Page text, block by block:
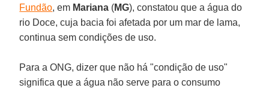
Fundão, em Mariana (MG), constatou que a água do
rio Doce, cuja bacia foi afetada por um mar de lama,
continua sem condições de uso.
Para a ONG, dizer que não há "condição de uso"
significa que a água não serve para o consumo